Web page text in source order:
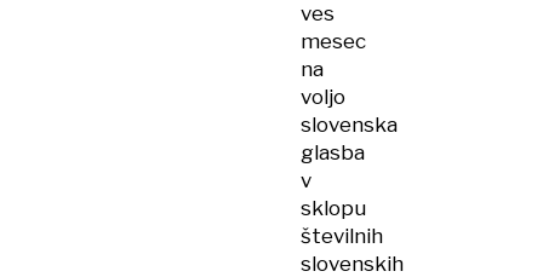
ves
mesec
na
voljo
slovenska
glasba
v
sklopu
številnih
slovenskih